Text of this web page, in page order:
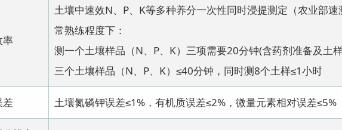
率
土壤中速效N、P、K等多种养分一次性同时浸提测定（农业部
常熟练程度下：
测一个土壤样品（N、P、K）三项需要20分钟(含药剂准备及土
三个土壤样品（N、P、K）≤40分钟，同时测8个土样≤1小时
差 土壤氮磷钾误差≤1%，有机质误差≤2%，微量元素相对误差≤5%